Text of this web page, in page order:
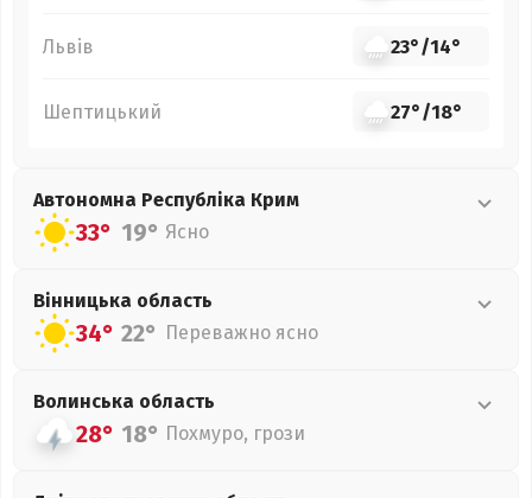
Львів 23°/14°
Шептицький 27°/18°
Автономна Республіка Крим
33° 19° Ясно
Вінницька область
34° 22° Переважно ясно
Волинська область
28° 18° Похмуро, грози